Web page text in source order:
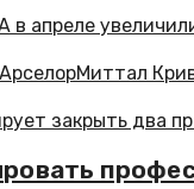
апреле
закрыть два